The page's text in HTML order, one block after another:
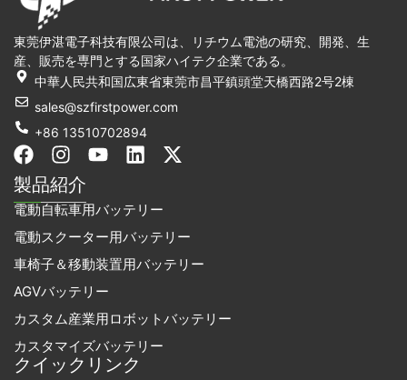
東莞伊湛電子科技有限公司は、リチウム電池の研究、開発、生
産、販売を専門とする国家ハイテク企業である。
中華人民共和国広東省東莞市昌平鎮頭堂天橋西路2号2棟
sales@szfirstpower.com
+86 13510702894
フ
ェ
イ
ス
ブ
ッ
ク
イ
ン
ス
タ
グ
ラ
ム
Y
t
u
b
e
リ
ト
イ
ン
エ
・
ツ
イ
タ
製品紹介
電動自転車用バッテリー
電動スクーター用バッテリー
車椅子＆移動装置用バッテリー
AGVバッテリー
カスタム産業用ロボットバッテリー
カスタマイズバッテリー
クイックリンク